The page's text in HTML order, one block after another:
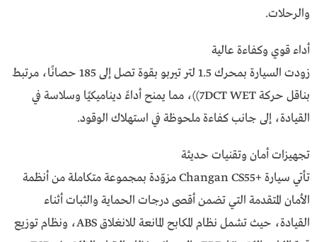
والرحلات.
أداء قوي وكفاءة عالية
زودت السيارة بمحرك 1.5 لتر تيربو بقوة تصل إلى 185 حصانًا، مرتبط
بناقل حركة 7DCT WET))، مما يمنح أداءً ديناميكيًا وسلاسة في
القيادة، إلى جانب كفاءة ملحوظة في استهلاك الوقود.
تجهيزات أمان وتقنيات حديثة
تأتي سيارة +Changan CS55 مزوّدة بمجموعة متكاملة من أنظمة
الأمان المتقدمة التي تضمن أقصى درجات الحماية والثبات أثناء
القيادة، حيث تشمل نظام المكابح المانعة للانغلاق ABS، ونظام توزيع